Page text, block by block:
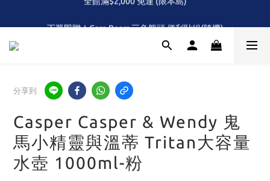
下單即贈！Care Bears 三色熊頭 便利貼組(隨機)
首次！！滿額再送Care Baears 山海渡假小熊盲包
分享到
Casper Casper & Wendy 鬼
馬小精靈與溫蒂 Tritan大容量
水壺 1000ml-粉